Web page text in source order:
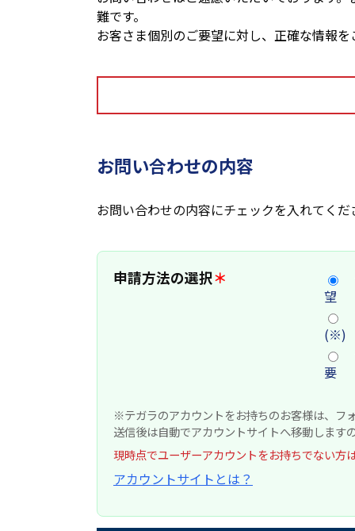
難です。
お客さま個別のご要望に対し、正確な情報
お問い合わせの内容
お問い合わせの内容にチェックを入れてくだ
申請方法の選択＊
望
(※)
要
※テガラのアカウントをお持ちのお客様は、フ
送信後は自動でアカウントサイトへ移動します
現時点でユーザーアカウントをお持ちでない方
アカウントサイトとは？